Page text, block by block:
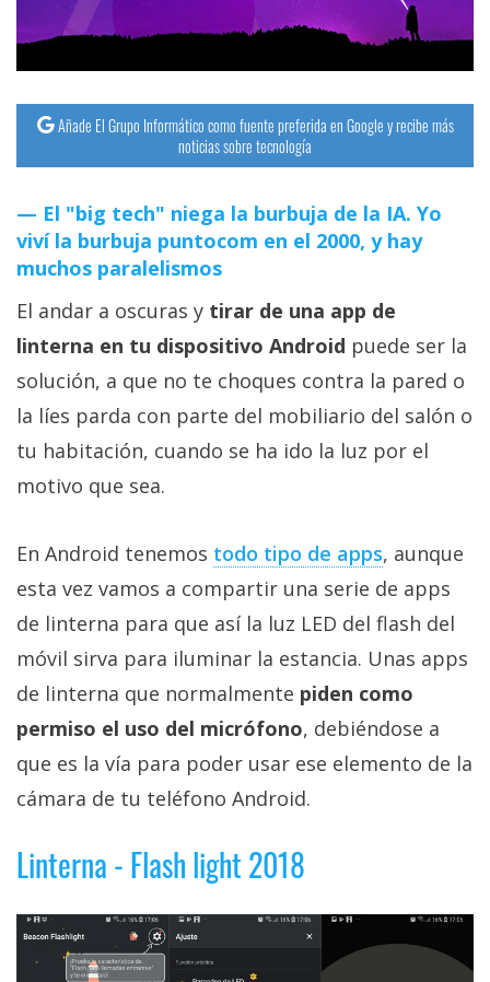
Operadores
Trucos
y
Ciberseguridad
Sistemas
operativos
Profesional
+
Sorteos
Foros
Contacto
Sobre
nosotros
Publicidad
/
Cambiar
opciones
Añade El Grupo Informático como fuente preferida en Google y recibe más
noticias sobre tecnología
El "big tech" niega la burbuja de la IA. Yo
viví la burbuja puntocom en el 2000, y hay
muchos paralelismos
El andar a oscuras y tirar de una app de
linterna en tu dispositivo Android puede ser la
solución, a que no te choques contra la pared o
la líes parda con parte del mobiliario del salón o
tu habitación, cuando se ha ido la luz por el
motivo que sea.
En Android tenemos todo tipo de apps, aunque
esta vez vamos a compartir una serie de apps
de linterna para que así la luz LED del flash del
móvil sirva para iluminar la estancia. Unas apps
de linterna que normalmente piden como
permiso el uso del micrófono, debiéndose a
que es la vía para poder usar ese elemento de la
cámara de tu teléfono Android.
Linterna - Flash light 2018